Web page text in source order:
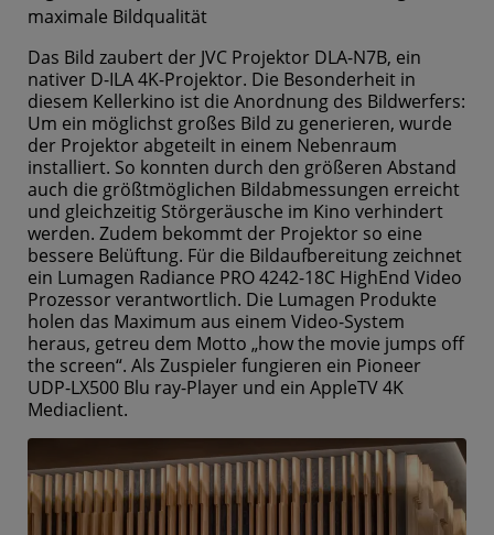
maximale Bildqualität
Das Bild zaubert der JVC Projektor DLA-N7B, ein
nativer D-ILA 4K-Projektor. Die Besonderheit in
diesem Kellerkino ist die Anordnung des Bildwerfers:
Um ein möglichst großes Bild zu generieren, wurde
der Projektor abgeteilt in einem Nebenraum
installiert. So konnten durch den größeren Abstand
auch die größtmöglichen Bildabmessungen erreicht
und gleichzeitig Störgeräusche im Kino verhindert
werden. Zudem bekommt der Projektor so eine
bessere Belüftung. Für die Bildaufbereitung zeichnet
ein Lumagen Radiance PRO 4242-18C HighEnd Video
Prozessor verantwortlich. Die Lumagen Produkte
holen das Maximum aus einem Video-System
heraus, getreu dem Motto „how the movie jumps off
the screen“. Als Zuspieler fungieren ein Pioneer
UDP-LX500 Blu ray-Player und ein AppleTV 4K
Mediaclient.